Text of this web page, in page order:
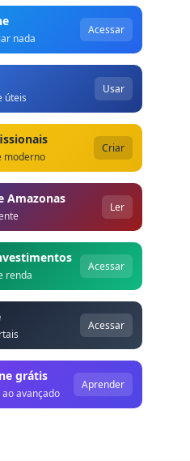
nada
Acessar
úteis
Usar
moderno
Criar
Amazonas
Ler
renda
Acessar
Acessar
grátis
avançado
Aprender